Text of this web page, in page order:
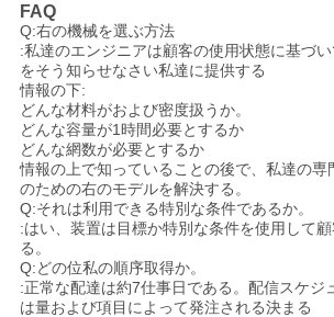
FAQ
Q:右の機械を選ぶ方法
:私達のエンジニアは顧客の使用状態に基づ
をそう知らせなさい私達に提供する
情報の下:
どんな材料がおよび密度扱うか。
どんな容量が1時間必要とするか
どんな網数が必要とするか
情報の上で知っていることの後で、私達の専
のための右のモデルを解決する。
Q:それは利用できる特別な条件であるか。
:はい、装置は目標か特別な条件を使用して
る。
Q:どの位私の順序取得か。
:正常な配達は約7仕事日である。配信スケジ
は量および項目によって発注される決まる